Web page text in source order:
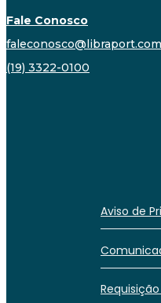
Fale Conosco
(19) 3322-0100
Aviso de